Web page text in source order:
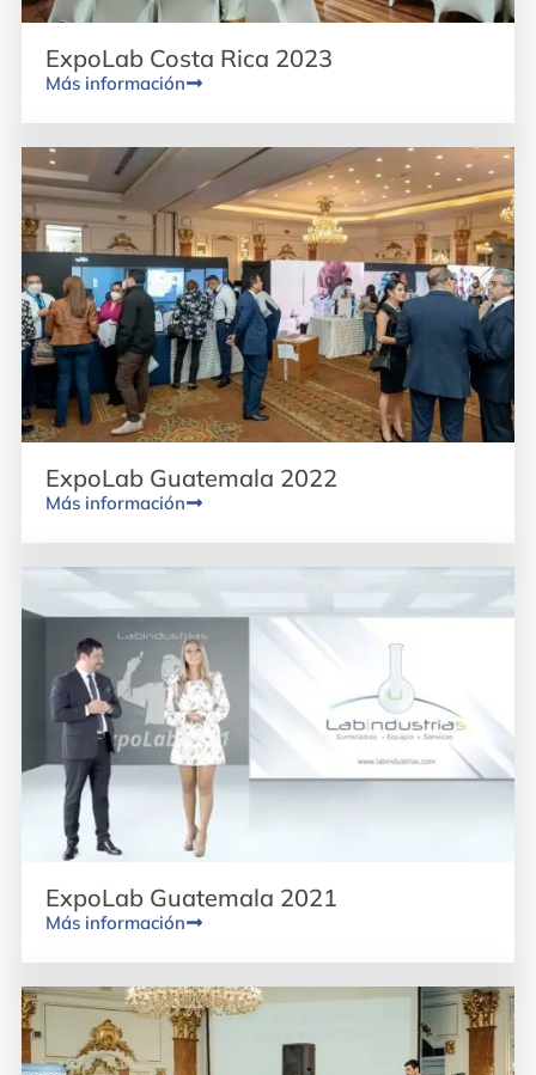
ExpoLab Costa Rica 2023
Más información
ExpoLab Guatemala 2022
Más información
ExpoLab Guatemala 2021
Más información